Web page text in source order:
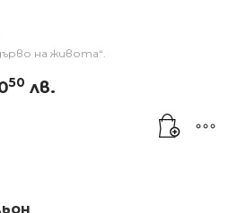
на живота“.
50 лв.